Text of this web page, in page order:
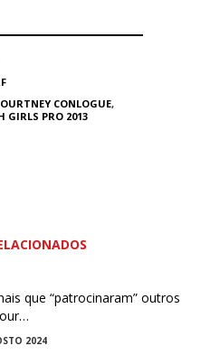
CONLOGUE,
GIRLS PRO 2013
2024